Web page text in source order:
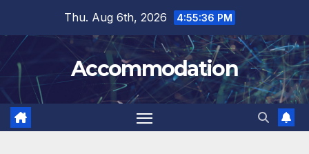
content
Thu. Aug 6th, 2026 4:55:37 PM
Accommodation